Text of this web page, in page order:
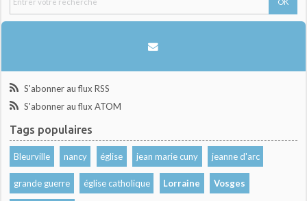
S'abonner au flux RSS
S'abonner au flux ATOM
Tags populaires
Bleurville nancy église jean marie cuny jeanne d'arc
grande guerre église catholique Lorraine Vosges